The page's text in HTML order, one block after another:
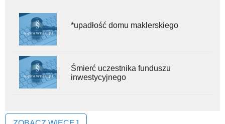
*upadłość domu maklerskiego
Śmierć uczestnika funduszu
inwestycyjnego